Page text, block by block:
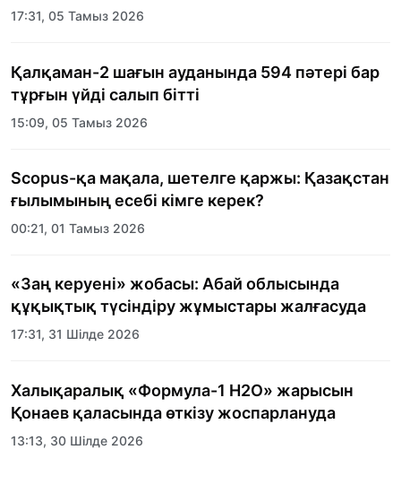
тәрбиеленушілеріне мерекелік күн
17:31, 05 Тамыз 2026
Қалқаман-2 шағын ауданында 594 пәтері бар
тұрғын үйді салып бітті
15:09, 05 Тамыз 2026
Scopus-қа мақала, шетелге қаржы: Қазақстан
ғылымының есебі кімге керек?
00:21, 01 Тамыз 2026
«Заң керуені» жобасы: Абай облысында
құқықтық түсіндіру жұмыстары жалғасуда
17:31, 31 Шілде 2026
Халықаралық «Формула-1 H2O» жарысын
Қонаев қаласында өткізу жоспарлануда
13:13, 30 Шілде 2026